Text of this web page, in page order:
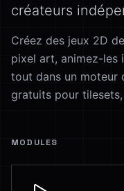
créateurs
Créez des jeux 2D
pixel art, animez-les
tout dans un moteur
gratuits pour
MODULES